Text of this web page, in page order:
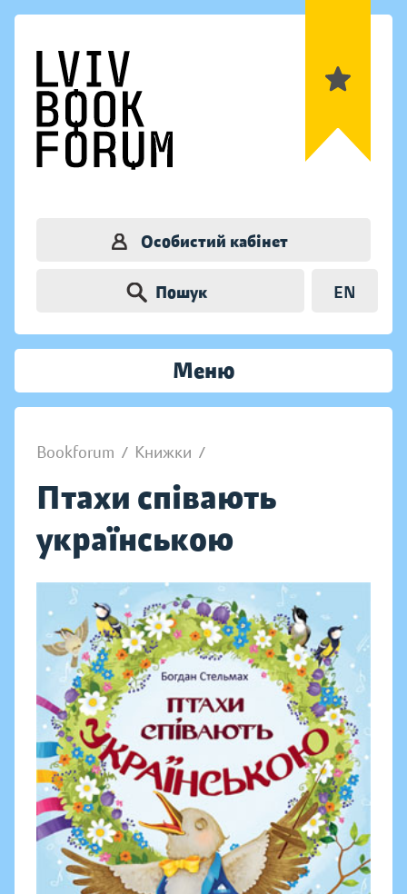
Особистий кабінет
Пошук EN
Меню
Bookforum / Книжки /
Птахи співають
українською